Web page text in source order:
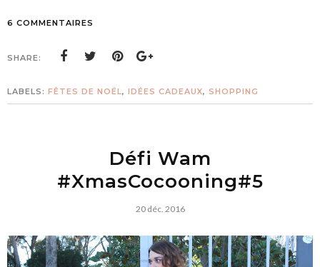
6 COMMENTAIRES
SHARE:
LABELS: FÊTES DE NOËL, IDÉES CADEAUX, SHOPPING
Défi Wam
#XmasCocooning#5
20 déc. 2016